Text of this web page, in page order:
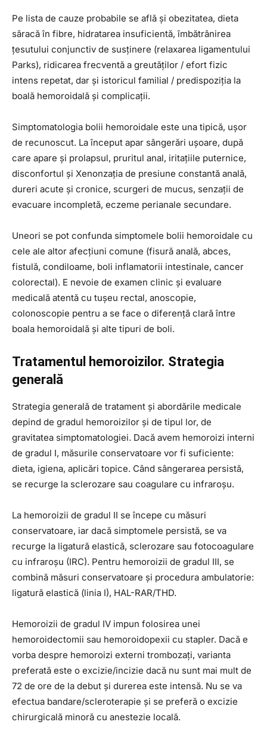
Pe lista de cauze probabile se află și obezitatea, dieta
săracă în fibre, hidratarea insuficientă, îmbătrânirea
țesutului conjunctiv de susținere (relaxarea ligamentului
Parks), ridicarea frecventă a greutăților / efort fizic
intens repetat, dar și istoricul familial / predispoziția la
boală hemoroidală și complicații.
Simptomatologia bolii hemoroidale este una tipică, ușor
de recunoscut. La început apar sângerări ușoare, după
care apare și prolapsul, pruritul anal, iritațiile puternice,
disconfortul și Xenonzația de presiune constantă anală,
dureri acute și cronice, scurgeri de mucus, senzații de
evacuare incompletă, eczeme perianale secundare.
Uneori se pot confunda simptomele bolii hemoroidale cu
cele ale altor afecțiuni comune (fisură anală, abces,
fistulă, condiloame, boli inflamatorii intestinale, cancer
colorectal). E nevoie de examen clinic și evaluare
medicală atentă cu tușeu rectal, anoscopie,
colonoscopie pentru a se face o diferență clară între
boala hemoroidală și alte tipuri de boli.
Tratamentul hemoroizilor. Strategia
generală
Strategia generală de tratament și abordările medicale
depind de gradul hemoroizilor și de tipul lor, de
gravitatea simptomatologiei. Dacă avem hemoroizi interni
de gradul I, măsurile conservatoare vor fi suficiente:
dieta, igiena, aplicări topice. Când sângerarea persistă,
se recurge la sclerozare sau coagulare cu infraroșu.
La hemoroizii de gradul II se începe cu măsuri
conservatoare, iar dacă simptomele persistă, se va
recurge la ligatură elastică, sclerozare sau fotocoagulare
cu infraroșu (IRC). Pentru hemoroizii de gradul III, se
combină măsuri conservatoare și procedura ambulatorie:
ligatură elastică (linia I), HAL-RAR/THD.
Hemoroizii de gradul IV impun folosirea unei
hemoroidectomii sau hemoroidopexii cu stapler. Dacă e
vorba despre hemoroizi externi trombozați, varianta
preferată este o excizie/incizie dacă nu sunt mai mult de
72 de ore de la debut și durerea este intensă. Nu se va
efectua bandare/scleroterapie și se preferă o excizie
chirurgicală minoră cu anestezie locală.